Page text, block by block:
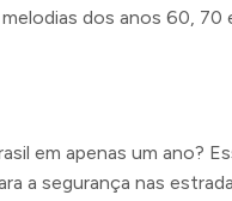
dos anos 60,
em apenas um ano?
a segurança nas